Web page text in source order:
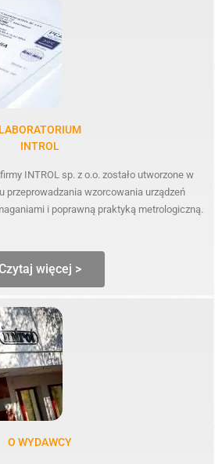
LABORATORIUM
INTROL
INTROL sp. z o.o. zostało utworzone w
przeprowadzania wzorcowania urządzeń
i poprawną praktyką metrologiczną.
Czytaj więcej >
O WYDAWCY